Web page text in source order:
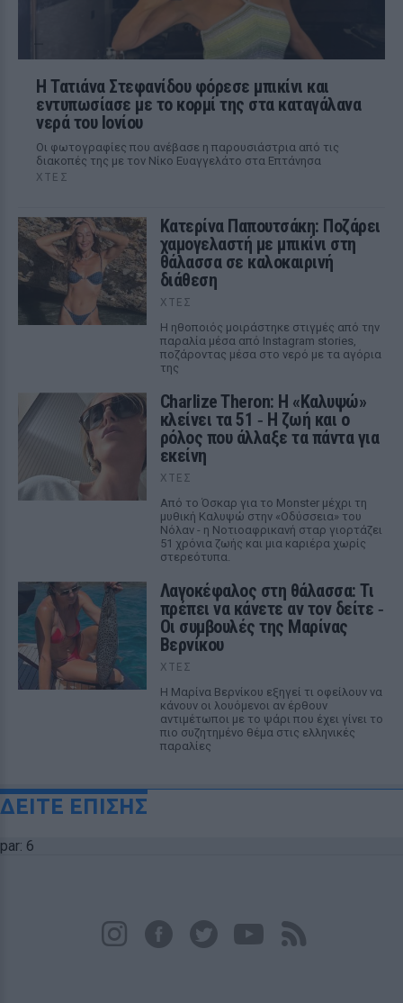
Η Τατιάνα Στεφανίδου φόρεσε μπικίνι και
εντυπωσίασε με το κορμί της στα καταγάλανα
νερά του Ιονίου
Οι φωτογραφίες που ανέβασε η παρουσιάστρια από τις
διακοπές της με τον Νίκο Ευαγγελάτο στα Επτάνησα
ΧΤΕΣ
Κατερίνα Παπουτσάκη: Ποζάρει
χαμογελαστή με μπικίνι στη
θάλασσα σε καλοκαιρινή
διάθεση
ΧΤΕΣ
Η ηθοποιός μοιράστηκε στιγμές από την
παραλία μέσα από Instagram stories,
ποζάροντας μέσα στο νερό με τα αγόρια
της
Charlize Theron: Η «Καλυψώ»
κλείνει τα 51 ‑ H ζωή και ο
ρόλος που άλλαξε τα πάντα για
εκείνη
ΧΤΕΣ
Από το Όσκαρ για το Monster μέχρι τη
μυθική Καλυψώ στην «Οδύσσεια» του
Νόλαν - η Νοτιοαφρικανή σταρ γιορτάζει
51 χρόνια ζωής και μια καριέρα χωρίς
στερεότυπα.
Λαγοκέφαλος στη θάλασσα: Τι
πρέπει να κάνετε αν τον δείτε ‑
Οι συμβουλές της Μαρίνας
Βερνίκου
ΧΤΕΣ
Η Μαρίνα Βερνίκου εξηγεί τι οφείλουν να
κάνουν οι λουόμενοι αν έρθουν
αντιμέτωποι με το ψάρι που έχει γίνει το
πιο συζητημένο θέμα στις ελληνικές
παραλίες
ΔΕΙΤΕ ΕΠΙΣΗΣ
par: 6